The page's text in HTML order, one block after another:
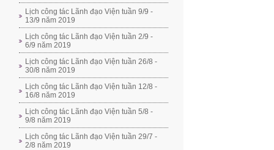
Lịch công tác Lãnh đạo Viện tuần 9/9 -
13/9 năm 2019
Lịch công tác Lãnh đạo Viện tuần 2/9 -
6/9 năm 2019
Lịch công tác Lãnh đạo Viện tuần 26/8 -
30/8 năm 2019
Lịch công tác Lãnh đạo Viện tuần 12/8 -
16/8 năm 2019
Lịch công tác Lãnh đạo Viện tuần 5/8 -
9/8 năm 2019
Lịch công tác Lãnh đạo Viện tuần 29/7 -
2/8 năm 2019